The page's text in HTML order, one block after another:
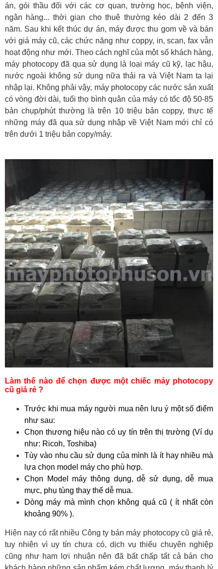
án, gói thầu đối với các cơ quan, trường học, bệnh viện,
ngân hàng... thời gian cho thuê thường kéo dài 2 đến 3
năm. Sau khi kết thúc dự án, máy được thu gom về và bán
với giá máy cũ, các chức năng như coppy, in, scan, fax vẫn
hoạt động như mới. Theo cách nghĩ của một số khách hàng,
máy photocopy đã qua sử dụng là loại máy cũ kỹ, lạc hậu,
nước ngoài không sử dụng nữa thải ra và Việt Nam ta lại
nhập lại. Không phải vậy, máy photocopy các nước sản xuất
có vòng đời dài, tuổi thọ bình quân của máy có tốc độ 50-85
bản chụp/phút thường là trên 10 triệu bản coppy, thực tế
những máy đã qua sử dụng nhập về Việt Nam mới chỉ có
trên dưới 1 triệu bản copy/máy.
Làm thế nào để chọn được một chiếc máy photocopy
cũ giá rẻ ?
Trước khi mua máy người mua nên lưu ý một số điểm
như sau:
Chọn thương hiệu nào có uy tín trên thị trường (Ví dụ
như: Ricoh, Toshiba)
Tùy vào nhu cầu sử dụng của mình là ít hay nhiều mà
lựa chọn model máy cho phù hợp.
Chọn Model máy thông dụng, dễ sử dụng, dễ mua
mực, phụ tùng thay thế dễ mua.
Dòng máy mà mình chọn không quá cũ ( ít nhất còn
khoảng 90% ).
Hiện nay có rất nhiều Công ty bán máy photocopy cũ giá rẻ,
tuy nhiên vì uy tín chưa có, dịch vụ thiếu chuyên nghiệp
cũng như ham lợi nhuận nên đã bất chấp tất cả bán cho